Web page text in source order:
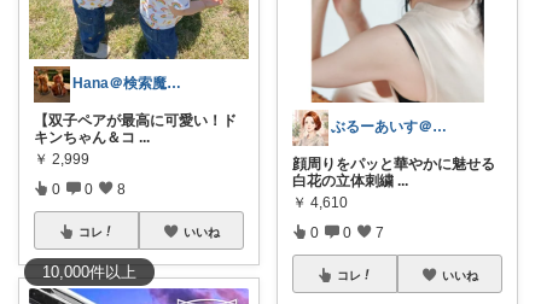
10,000件以上
Hana＠検索魔が選ぶ|双子育児お出かけ
【双子ペアが最高に可愛い！ド
キンちゃん＆コ ...
￥ 2,999
0 0 8
コレ いいね
ぶるーあいす＠癒しのウェルネス処
顔周りをパッと華やかに魅せる
白花の立体刺繍 ...
￥ 4,610
0 0 7
コレ いいね